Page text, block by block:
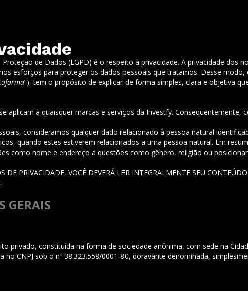
de Dados (LGPD) é o respeito à privacidade. A privacidade dos
esforços para proteger os dados pessoais que tratamos. Desse modo,
”), tem o propósito de explicar de forma simples, clara e objetiva
aplicam a quaisquer marcas e serviços da Investfy.
consideramos qualquer dado relacionado à pessoa natural
quando estes estiverem relacionados a uma pessoa natural. Em
como nome e endereço a questões como gênero, religião ou
DE PRIVACIDADE, VOCÊ DEVERÁ LER INTEGRALMENTE SEU
GERAIS
privado, constituída na forma de sociedade anônima, com sede na
no CNPJ sob o nº 38.323.558/0001-80, doravante denominada,